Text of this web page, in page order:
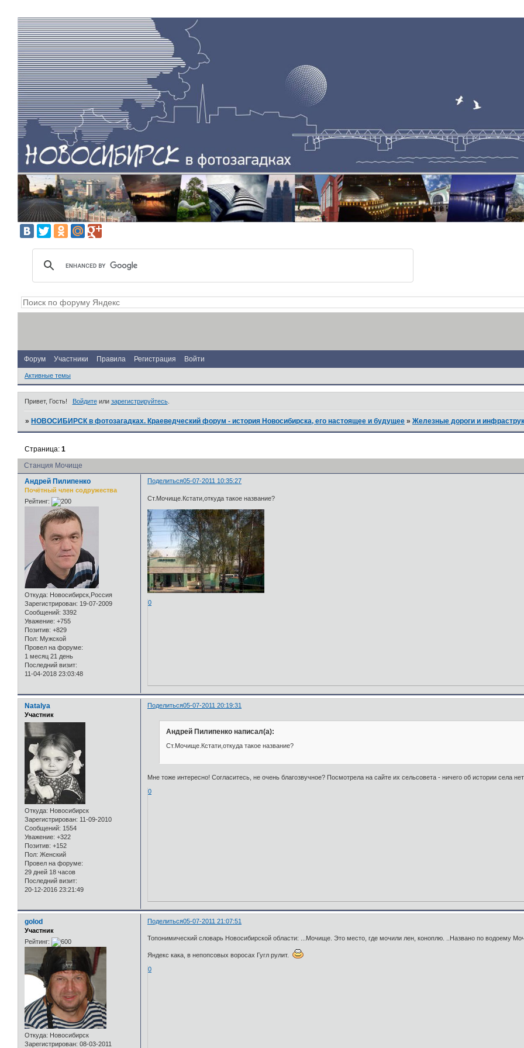
Форум Участники Правила Регистрация Войти
Активные темы
Привет, Гость! Войдитеили зарегистрируйтесь.
»НОВОСИБИРСК в фотозагадках. Краеведческий форум - история Новосибирска, его настоящее и будущее »Железные дороги и
Станция Мочище
Страница:1
Поделиться05-07-2011 10:35:27
Андрей Пилипенко
Почётный член содружества
Рейтинг:
Откуда: Новосибирск,Россия
Зарегистрирован: 19-07-2009
Сообщений: 3392
Уважение: +755
Позитив: +829
Пол: Мужской
Провел на форуме:
1 месяц 21 день
Последний визит:
11-04-2018 23:03:48
Ст.Мочище.Кстати,откуда такое название?
0
Поделиться05-07-2011 20:19:31
Natalya
Участник
Откуда: Новосибирск
Зарегистрирован: 11-09-2010
Сообщений: 1554
Уважение: +322
Позитив: +152
Пол: Женский
Провел на форуме:
29 дней 18 часов
Последний визит:
20-12-2016 23:21:49
Андрей Пилипенко написал(а):
Ст.Мочище.Кстати,откуда такое название?
Мне тоже интересно! Согласитесь, не очень благозвучное? Посмотрела на сайте их сельсовета - ничего об истории села
0
Поделиться05-07-2011 21:07:51
golod
Участник
Рейтинг:
Откуда: Новосибирск
Зарегистрирован: 08-03-2011
Топонимический словарь Новосибирской области: ...Мочище. Это место, где мочили лен, коноплю. ..Названо по водоему
Яндекс кака, в непопсовых воросах Гугл рулит.
0